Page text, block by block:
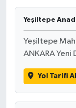
Yeşiltepe
Yeşiltepe
ANKARA Yeni
Yol Tarifi Al